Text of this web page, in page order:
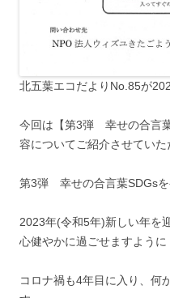
北五葉エコだよりNo.85が
今回は【第3弾 幸せの合言
容についてご紹介させていた
第3弾 幸せの合言葉SDGsを
2023年(令和5年)新しい年を
心健やかに過ごせますように
コロナ禍も4年目に入り、何